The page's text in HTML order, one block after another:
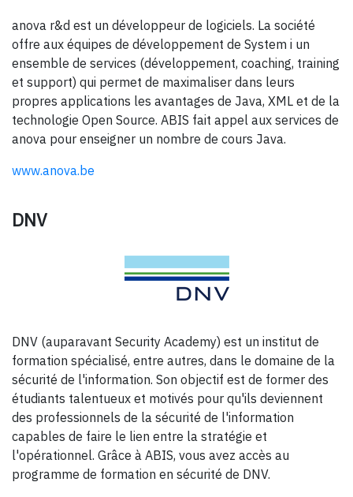
anova r&d est un développeur de logiciels. La société
offre aux équipes de développement de System i un
ensemble de services (développement, coaching, training
et support) qui permet de maximaliser dans leurs
propres applications les avantages de Java, XML et de la
technologie Open Source. ABIS fait appel aux services de
anova pour enseigner un nombre de cours Java.
www.anova.be
DNV
DNV (auparavant Security Academy) est un institut de
formation spécialisé, entre autres, dans le domaine de la
sécurité de l'information. Son objectif est de former des
étudiants talentueux et motivés pour qu'ils deviennent
des professionnels de la sécurité de l'information
capables de faire le lien entre la stratégie et
l'opérationnel. Grâce à ABIS, vous avez accès au
programme de formation en sécurité de DNV.